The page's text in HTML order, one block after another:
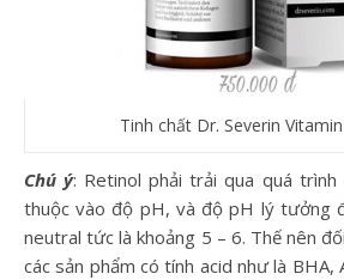
Tinh chất Dr. Severin
Chú ý: Retinol phải trải qua quá trình
thuộc vào độ pH, và độ pH lý tưởng
neutral tức là khoảng 5 – 6. Thế nên
các sản phẩm có tính acid như là BHA,